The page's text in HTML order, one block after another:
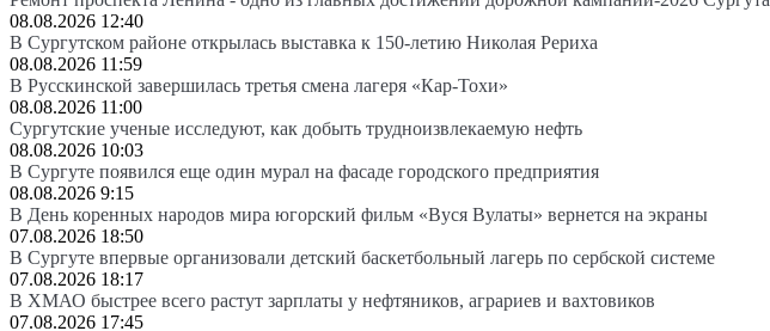
08.08.2026 12:40
В Сургутском районе открылась выставка к 150-летию Николая Рериха
08.08.2026 11:59
В Русскинской завершилась третья смена лагеря «Кар-Тохи»
08.08.2026 11:00
Сургутские ученые исследуют, как добыть трудноизвлекаемую нефть
08.08.2026 10:03
В Сургуте появился еще один мурал на фасаде городского предприятия
08.08.2026 9:15
В День коренных народов мира югорский фильм «Вуся Вулаты» вернется на экраны
07.08.2026 18:50
В Сургуте впервые организовали детский баскетбольный лагерь по сербской системе
07.08.2026 18:17
В ХМАО быстрее всего растут зарплаты у нефтяников, аграриев и вахтовиков
07.08.2026 17:45